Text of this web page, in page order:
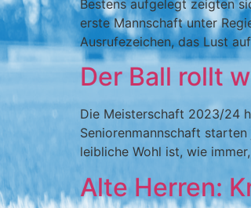
Bestens aufgelegt zeigten
erste Mannschaft unter
Ausrufezeichen, das Lust
Der Ball rollt
Die Meisterschaft 2023/24
Seniorenmannschaft
leibliche Wohl ist, wie
Alte Herren: